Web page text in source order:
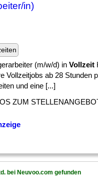
in)
(m/w/d) in Vollzeit
Vollzeitjobs ab 28 Stunden
und eine [...]
ZUM
bei Neuvoo.com gefunden